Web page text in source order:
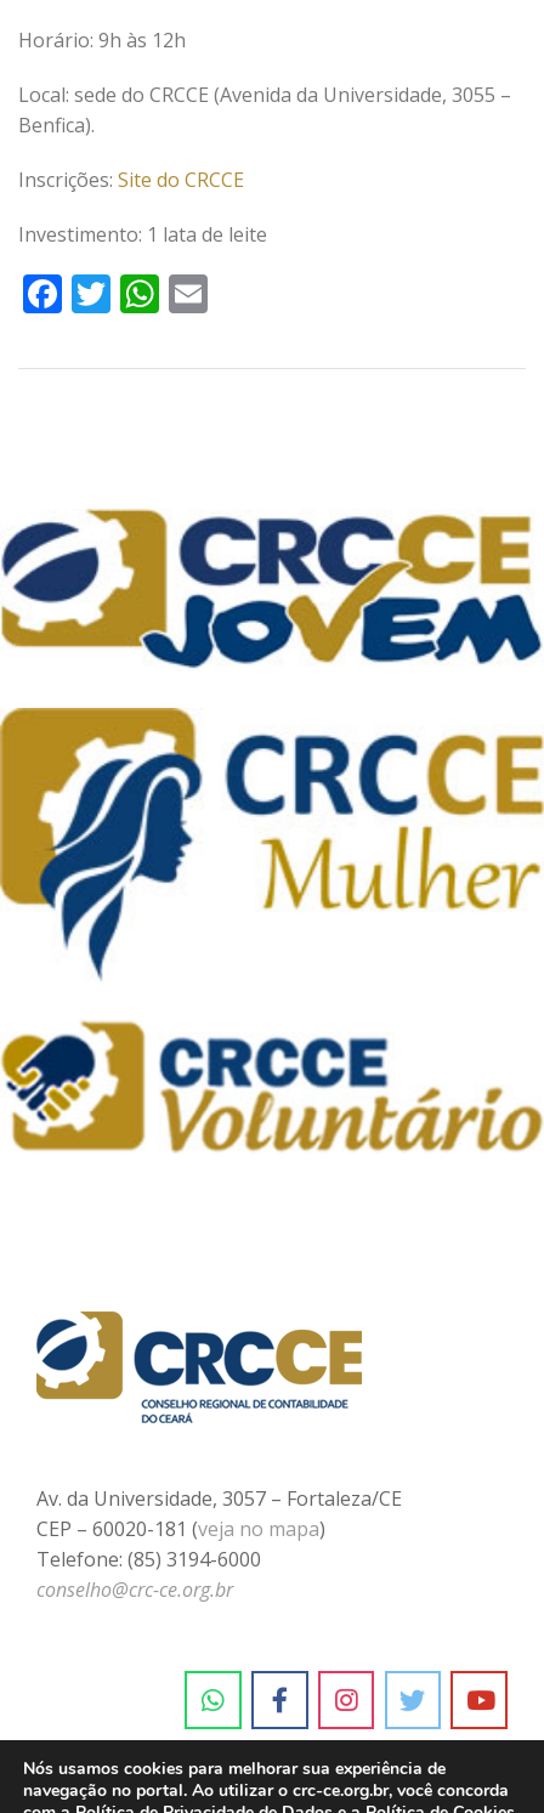
Horário: 9h às 12h
Local: sede do CRCCE (Avenida da Universidade, 3055 –
Benfica).
Inscrições: Site do CRCCE
Investimento: 1 lata de leite
Facebook
TwitterWhatsApp
Av. da Universidade, 3057 – Fortaleza/CE
CEP – 60020-181 (veja no mapa)
Telefone: (85) 3194-6000
conselho@crc-ce.org.br
Nós usamos cookies para melhorar sua experiência de
navegação no portal. Ao utilizar o crc-ce.org.br, você concorda